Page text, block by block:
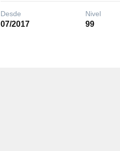
Desde
07/2017
Nivel
99